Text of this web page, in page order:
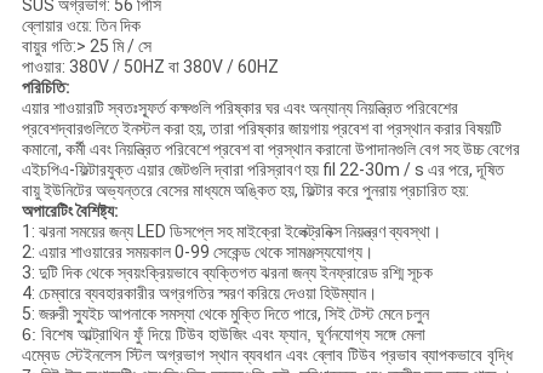
SUS অগ্রভাগ: 56 পিসি
ব্লোয়ার ওয়ে: তিন দিক
বায়ুর গতি:> 25 মি / সে
পাওয়ার: 380V / 50HZ বা 380V / 60HZ
পরিচিতি:
এয়ার শাওয়ারটি স্বতঃস্ফূর্ত কক্ষগুলি পরিষ্কার ঘর এবং অন্যান্য নিয়ন্ত্রিত পরিবেশের
প্রবেশদ্বারগুলিতে ইনস্টল করা হয়, তারা পরিষ্কার জায়গায় প্রবেশ বা প্রস্থান করার বিষয়টি
কমানো, কর্মী এবং নিয়ন্ত্রিত পরিবেশে প্রবেশ বা প্রস্থান করানো উপাদানগুলি বেগ সহ উচ্চ বেগের
এইচপিএ-ফিল্টারযুক্ত এয়ার জেটগুলি দ্বারা পরিস্রাবণ হয় fil 22-30m / s এর পরে, দূষিত
বায়ু ইউনিটের অভ্যন্তরে বেসের মাধ্যমে অঙ্কিত হয়, ফিল্টার করে পুনরায় প্রচারিত হয়:
অপারেটিং বৈশিষ্ট্য:
1: ঝরনা সময়ের জন্য LED ডিসপ্লে সহ মাইক্রো ইলেক্ট্রনিক্স নিয়ন্ত্রণ ব্যবস্থা।
2: এয়ার শাওয়ারের সময়কাল 0-99 সেকেন্ড থেকে সামঞ্জস্যযোগ্য।
3: দুটি দিক থেকে স্বয়ংক্রিয়ভাবে ব্যক্তিগত ঝরনা জন্য ইনফ্রারেড রশ্মি সূচক
4: চেম্বারে ব্যবহারকারীর অগ্রগতির স্মরণ করিয়ে দেওয়া হিউম্যান।
5: জরুরী স্যুইচ আপনাকে সমস্যা থেকে মুক্তি দিতে পারে, সিই টেস্ট মেনে চলুন
6: বিশেষ আল্ট্রাথিন ফুঁ দিয়ে টিউব হাউজিং এবং ফ্যান, ঘূর্ণনযোগ্য সঙ্গে মেলা
এম্বেড স্টেইনলেস স্টিল অগ্রভাগ স্থান ব্যবধান এবং ব্লোব টিউব প্রভাব ব্যাপকভাবে বৃদ্ধি